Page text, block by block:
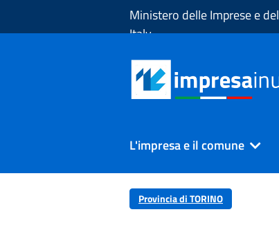
Ministero delle Imprese e
Italy
L'impresa e il comune
Provincia di TORINO